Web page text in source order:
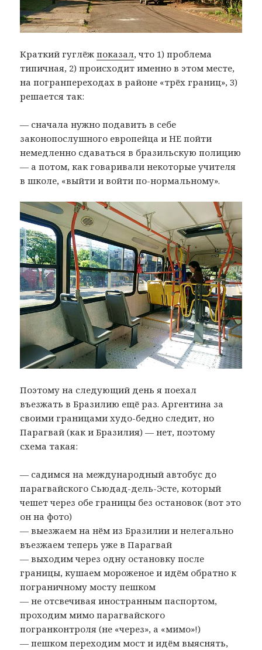
Краткий гуглёжпоказал, что 1) проблема
типичная, 2) происходит именно в этом месте,
на погранпереходах в районе «трёх границ», 3)
решается так:
— сначала нужно подавить в себе
законопослушного европейца и НЕ пойти
немедленно сдаваться в бразильскую полицию
— а потом, как говаривали некоторые учителя
в школе, «выйти и войти по-нормальному».
Поэтому на следующий день я поехал
въезжать в Бразилию ещё раз. Аргентина за
своими границами худо-бедно следит, но
Парагвай (как и Бразилия) — нет, поэтому
схема такая:
— садимся на международный автобус до
парагвайского Сьюдад-дель-Эсте, который
чешет через обе границы без остановок (вот это
он на фото)
— выезжаем на нём из Бразилии и нелегально
въезжаем теперь уже в Парагвай
— выходим через одну остановку после
границы, кушаем мороженое и идём обратно к
пограничному мосту пешком
— не отсвечивая иностранным паспортом,
проходим мимо парагвайского
погранконтроля (не «через», а «мимо»!)
— пешком переходим мост и идём выяснять,